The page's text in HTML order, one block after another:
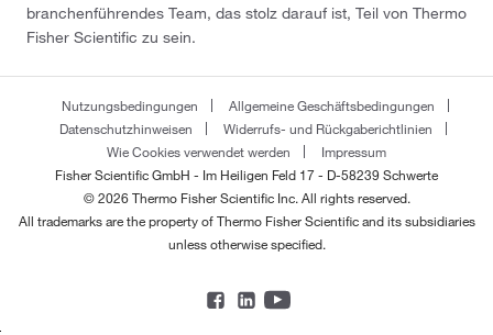
branchenführendes Team, das stolz darauf ist, Teil von Thermo
Fisher Scientific zu sein.
Nutzungsbedingungen
Allgemeine Geschäftsbedingungen
Datenschutzhinweisen
Widerrufs- und Rückgaberichtlinien
Wie Cookies verwendet werden
Impressum
Fisher Scientific GmbH - Im Heiligen Feld 17 - D-58239 Schwerte
© 2026 Thermo Fisher Scientific Inc. All rights reserved.
All trademarks are the property of Thermo Fisher Scientific and its subsidiaries
unless otherwise specified.